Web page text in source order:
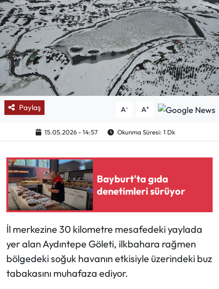
Paylaş A- A+
15.05.2026 - 14:57 Okunma Süresi: 1 Dk
Bayburt'ta gıda
denetimleri sürüyor
İl merkezine 30 kilometre mesafedeki yaylada
yer alan Aydıntepe Göleti, ilkbahara rağmen
bölgedeki soğuk havanın etkisiyle üzerindeki buz
tabakasını muhafaza ediyor.
Mektup Galeri
Röportaj
Manşet
Köşe Yazıları
Karikatür Galeri
BIK
ASTROLOJİ
Spor Yazıları
Ekonomi
Sağlık